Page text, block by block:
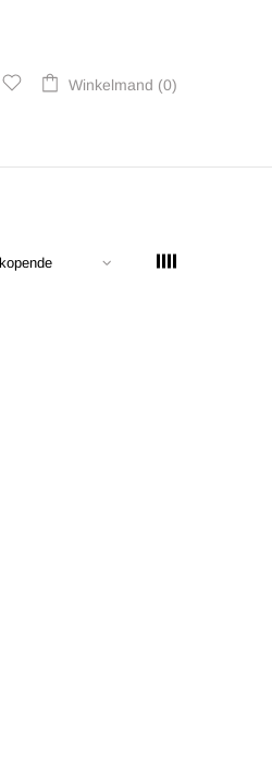
Winkelmand (0)